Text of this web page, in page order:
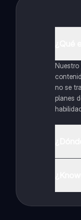
Nuestro
no se
planes